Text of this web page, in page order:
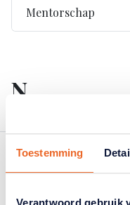
Toestemming
Verantwoord gebruik
Mentorschap
N